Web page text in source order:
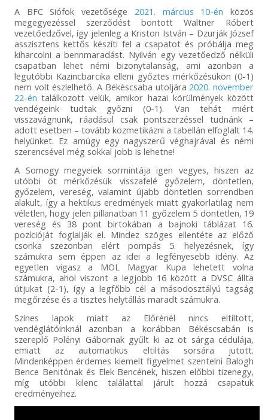
A BFC Siófok vezetősége 2021. március 10-én közös
megegyezéssel szerződést bontott Waltner Róbert
vezetőedzővel, így jelenleg a Kriston István – Dzurják József
asszisztens kettős készíti fel a csapatot és próbálja meg
kiharcolni a bennmaradást. Nyilván egy vezetőedző nélküli
csapatban lehet némi bizonytalanság, ami azonban a
legutóbbi Kazincbarcika elleni győztes mérkőzésükön (0-1)
nem volt észlelhető. A Békéscsaba utoljára 2020. november
22-én találkozott velük, amikor hazai körülmények között
vendégeink tudtak győzni (0-1). Van tehát miért
visszavágnunk, ráadásul csak pontszerzéssel tudnánk –
adott esetben – tovább kozmetikázni a tabellán elfoglalt 14.
helyünket. Ez amúgy egy nagyszerű véghajrával és némi
szerencsével még sokkal jobb is lehetne!
A Somogy megyeiek sormintája igen vegyes, hiszen az
utóbbi öt mérkőzésük visszafelé győzelem, döntetlen,
győzelem, vereség, valamint újabb döntetlen sorrendben
alakult, így a hektikus eredmények miatt gyakorlatilag nem
véletlen, hogy jelen pillanatban 11 győzelem 5 döntetlen, 19
vereség és 38 pont birtokában a bajnoki táblázat 16.
pozícióját foglalják el. Mindez szöges ellentéte az előző
csonka szezonban elért pompás 5. helyezésnek, így
számukra sem éppen az idei a legfényesebb idény. Az
egyetlen vigasz a MOL Magyar Kupa lehetett volna
számukra, ahol viszont a legjobb 16 között a DVSC állta
útjukat (2-1), így a legfőbb cél a másodosztályú tagság
megőrzése és a tisztes helytállás maradt számukra.
Színes lapok miatt az Előrénél nincs eltiltott,
vendéglátóinknál azonban a korábban Békéscsabán is
szereplő Polényi Gábornak gyűlt ki az öt sárga cédulája,
emiatt az automatikus eltiltás sorsára jutott.
Mindenképpen érdemes kiemelt figyelmet szentelni Balogh
Bence Benitónak és Elek Bencének, hiszen előbbi tizenegy,
míg utóbbi kilenc találattal járult hozzá csapatuk
eredményeihez.